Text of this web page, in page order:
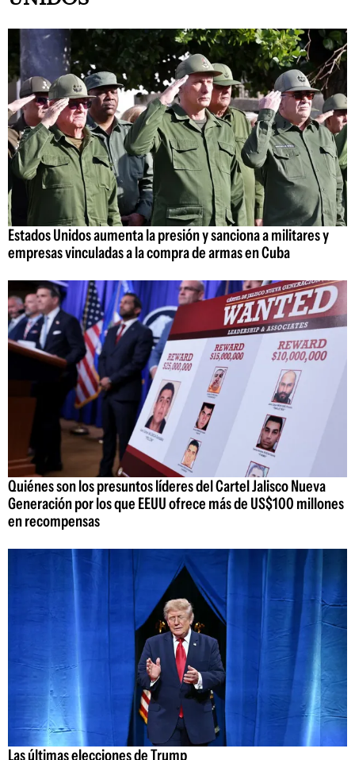
Estados Unidos aumenta la presión y sanciona a militares y
empresas vinculadas a la compra de armas en Cuba
Quiénes son los presuntos líderes del Cartel Jalisco Nueva
Generación por los que EEUU ofrece más de US$100 millones
en recompensas
Las últimas elecciones de Trump